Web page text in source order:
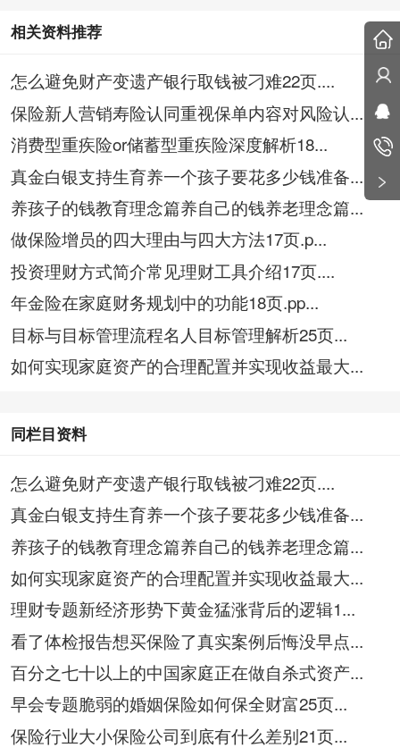
相关资料推荐
怎么避免财产变遗产银行取钱被刁难22页....
保险新人营销寿险认同重视保单内容对风险认...
消费型重疾险or储蓄型重疾险深度解析18...
真金白银支持生育养一个孩子要花多少钱准备...
养孩子的钱教育理念篇养自己的钱养老理念篇...
做保险增员的四大理由与四大方法17页.p...
投资理财方式简介常见理财工具介绍17页....
年金险在家庭财务规划中的功能18页.pp...
目标与目标管理流程名人目标管理解析25页...
如何实现家庭资产的合理配置并实现收益最大...
同栏目资料
怎么避免财产变遗产银行取钱被刁难22页....
真金白银支持生育养一个孩子要花多少钱准备...
养孩子的钱教育理念篇养自己的钱养老理念篇...
如何实现家庭资产的合理配置并实现收益最大...
理财专题新经济形势下黄金猛涨背后的逻辑1...
看了体检报告想买保险了真实案例后悔没早点...
百分之七十以上的中国家庭正在做自杀式资产...
早会专题脆弱的婚姻保险如何保全财富25页...
保险行业大小保险公司到底有什么差别21页...